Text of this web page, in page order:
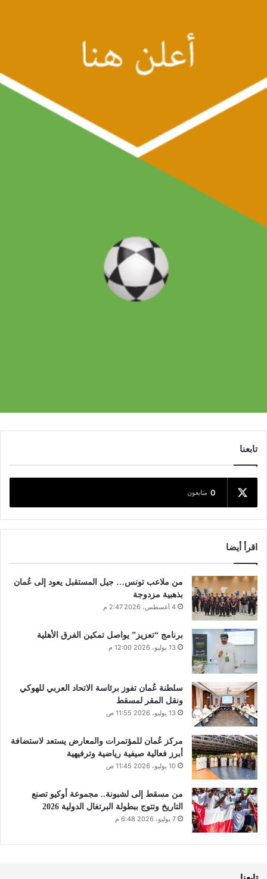
تابعنا
0 متابعون
اقرأ أيضا
من ملاعب تونس… جيل المستقبل يعود إلى عُمان
بذهبية مزدوجة
4 أغسطس، 2026 2:47 م
برنامج “تعزيز” يواصل تمكين الفرق الأهلية
13 يوليو، 2026 12:00 م
سلطنة عُمان تفوز برئاسة الاتحاد العربي للهوكي
ونقل المقر لمسقط
13 يوليو، 2026 11:55 ص
مركز عُمان للمؤتمرات والمعارض يستعد لاستضافة
أبرز فعالية صيفية رياضية وترفيهية
10 يوليو، 2026 11:45 ص
من مسقط إلى لشبونة.. مجموعة أوكيو تصنع
التاريخ وتتوج ببطولة البرتغال الدولية 2026
7 يوليو، 2026 6:48 م